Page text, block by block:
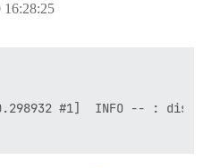
16:28:25
#1]  INFO -- :